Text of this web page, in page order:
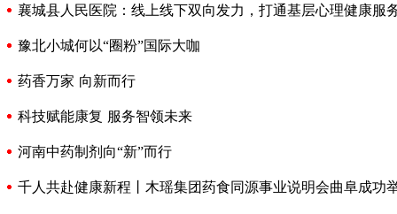
襄城县人民医院：线上线下双向发力，打通基层心理健康服
豫北小城何以“圈粉”国际大咖
药香万家 向新而行
科技赋能康复 服务智领未来
河南中药制剂向“新”而行
千人共赴健康新程丨木瑶集团药食同源事业说明会曲阜成功